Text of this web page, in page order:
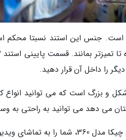
معادل 20 در 25 سانتی متر است. جنس این
را داخل آن قرار دهید.
و بزرگ است که می توانید انواع
می دهد می توانید به راحتی به
بالا دعوت می کنیم.